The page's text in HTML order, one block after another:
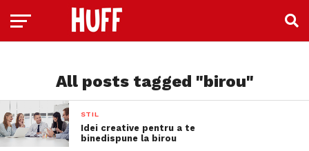
All posts tagged "birou"
STIL
Idei creative pentru a te
binedispune la birou